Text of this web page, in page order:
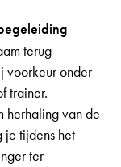
terug
voorkeur onder
trainer.
herhaling van de
je tijdens het
ter